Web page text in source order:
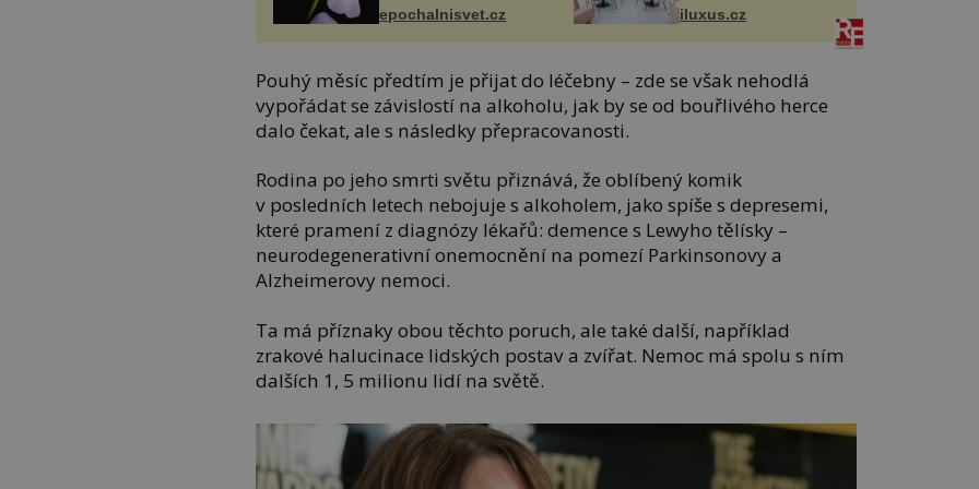
epochalnisvet.cz iluxus.cz
Pouhý měsíc předtím je přijat do léčebny – zde se však nehodlá
vypořádat se závislostí na alkoholu, jak by se od bouřlivého herce
dalo čekat, ale s následky přepracovanosti.
Rodina po jeho smrti světu přiznává, že oblíbený komik
v posledních letech nebojuje s alkoholem, jako spíše s depresemi,
které pramení z diagnózy lékařů: demence s Lewyho tělísky –
neurodegenerativní onemocnění na pomezí Parkinsonovy a
Alzheimerovy nemoci.
Ta má příznaky obou těchto poruch, ale také další, například
zrakové halucinace lidských postav a zvířat. Nemoc má spolu s ním
dalších 1, 5 milionu lidí na světě.